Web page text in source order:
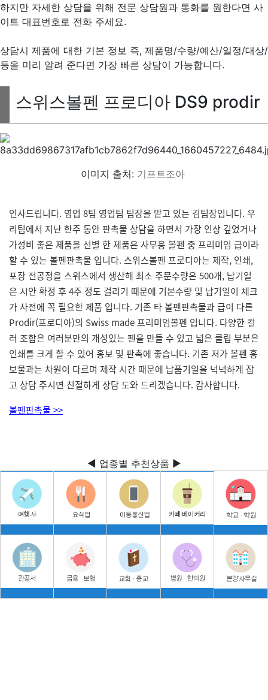
하지만 자세한 상담을 위해 전문 상담원과 통화를 원한다면 사
이트 대표번호로 전화 주세요.
상담시 제품에 대한 기본 정보 즉, 제품명/수량/예산/일정/대상/
등을 미리 알려 준다면 가장 빠른 상담이 가능합니다.
스위스볼펜 프로디아 DS9 prodir
이미지 출처: 기프트조아
인사드립니다. 영업 8팀 영업팀 팀장을 맡고 있는 김팀장입니다. 우
리팀에서 지난 한주 동안 판촉물 상담을 하면서 가장 인상 깊었거나
가성비 좋은 제품을 선별 한 제품은 사무용 볼펜 중 프리미엄 급이라
할 수 있는 볼펜판촉물 입니다. 스위스볼펜 프로디아는 제작, 인쇄,
포장 전공정을 스위스에서 생산해 최소 주문수량은 500개, 납기일
은 시안 확정 후 4주 정도 걸리기 때문에 기본수량 및 납기일이 체크
가 사전에 꼭 필요한 제품 입니다. 기존 타 볼펜판촉물과 급이 다른
Prodir(프로디아)의 Swiss made 프리미엄볼펜 입니다. 다양한 컬
러 조합은 여러분만의 개성있는 펜을 만들 수 있고 넓은 클립 부분은
인쇄를 크게 할 수 있어 홍보 및 판촉에 좋습니다. 기존 저가 볼펜 홍
보물과는 차원이 다르며 제작 시간 때문에 납품기일을 넉넉하게 잡
고 상담 주시면 친절하게 상담 도와 드리겠습니다. 감사합니다.
볼펜판촉물 >>
◀ 업종별 추천상품 ▶